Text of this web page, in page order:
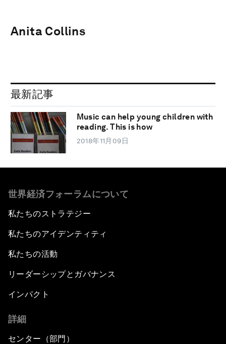
Anita Collins
最新記事
Music can help young children with
reading. This is how
2018年11月09日
世界経済フォーラムについて
私たちのストラテジー
私たちのアイデンティティ
私たちの活動
リーダーシップとガバナンス
インパクト
詳細
センター（部門）